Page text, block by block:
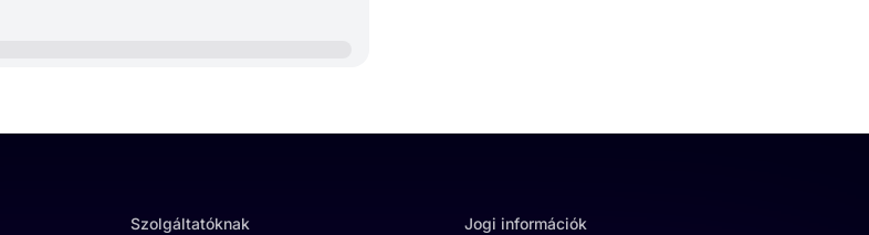
Szolgáltatóknak Jogi információk